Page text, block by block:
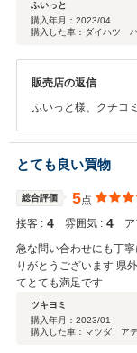
ふいっと
購入年月： 2023/04
購入した車：ダイハツ
販売店の返信
ふいっと様、クチコ
て頂きますのでよろ
とても良い買物
総合評価 5点
接客 : 4 雰囲気 : 4
急な問い合わせにも丁
りがとうございます 県外からの納車関わらず早い取引でスムーズに納車出来
てとても満足です
ツキヨミ
購入年月： 2023/01
購入した車：マツダ ア